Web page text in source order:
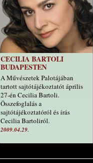
CECILIA BARTOLI
BUDAPESTEN
A Művészetek Palotájában
tartott sajtótájékoztatót április
27-én Cecilia Bartoli.
Összefoglalás a
sajtótájékoztatóról és írás
Cecilia Bartoliról.
2009.04.29.